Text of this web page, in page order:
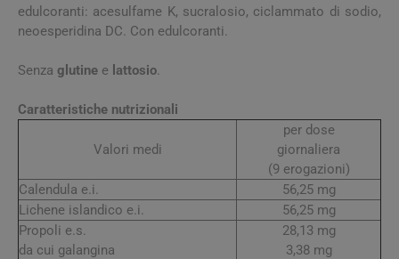
edulcoranti: acesulfame K, sucralosio, ciclammato di sodio,
neoesperidina DC. Con edulcoranti.
Senza glutine e lattosio.
Caratteristiche nutrizionali
Valori medi
per dose
giornaliera
(9 erogazioni)
Calendula e.i.
56,25 mg
Lichene islandico e.i.
56,25 mg
Propoli e.s.
da cui galangina
28,13 mg
3,38 mg